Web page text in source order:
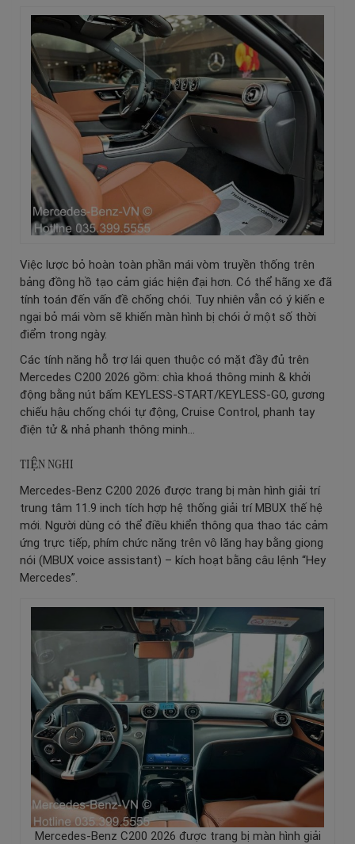
Việc lược bỏ hoàn toàn phần mái vòm truyền thống trên
bảng đồng hồ tạo cảm giác hiện đại hơn. Có thể hãng xe đã
tính toán đến vấn đề chống chói. Tuy nhiên vẫn có ý kiến e
ngại bỏ mái vòm sẽ khiến màn hình bị chói ở một số thời
điểm trong ngày.
Các tính năng hỗ trợ lái quen thuộc có mặt đầy đủ trên
Mercedes C200 2026 gồm: chìa khoá thông minh & khởi
động bằng nút bấm KEYLESS-START/KEYLESS-GO, gương
chiếu hậu chống chói tự động, Cruise Control, phanh tay
điện tử & nhả phanh thông minh…
TIỆN NGHI
Mercedes-Benz C200 2026 được trang bị màn hình giải trí
trung tâm 11.9 inch tích hợp hệ thống giải trí MBUX thế hệ
mới. Người dùng có thể điều khiển thông qua thao tác cảm
ứng trực tiếp, phím chức năng trên vô lăng hay bằng giọng
nói (MBUX voice assistant) – kích hoạt bằng câu lệnh “Hey
Mercedes”.
Mercedes-Benz C200 2026 được trang bị màn hình giải